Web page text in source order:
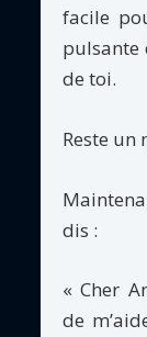
facile
pulsante
de toi.
Reste un
dis :
« Cher
de